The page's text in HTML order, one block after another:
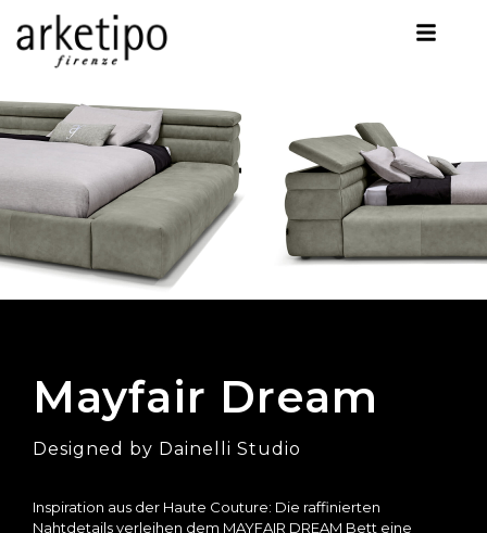
Mayfair Dream
Designed by Dainelli Studio
Inspiration aus der Haute Couture: Die raffinierten
Nahtdetails verleihen dem MAYFAIR DREAM Bett eine